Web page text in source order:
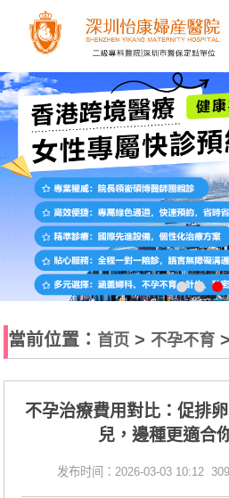
當前位置： 首页 > 不孕不育 >
不孕治療費用對比：促排
兒，邊種更適合
发布时间：2026-03-03 10:12